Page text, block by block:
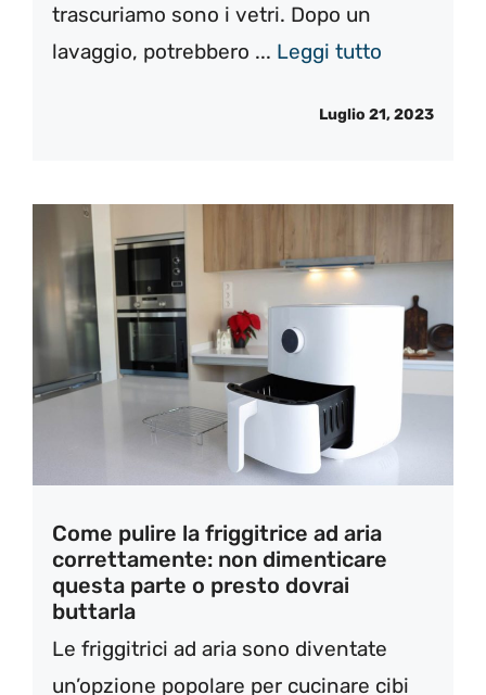
trascuriamo sono i vetri. Dopo un
lavaggio, potrebbero ... Leggi tutto
Luglio 21, 2023
Come pulire la friggitrice ad aria
correttamente: non dimenticare
questa parte o presto dovrai
buttarla
Le friggitrici ad aria sono diventate
un’opzione popolare per cucinare cibi